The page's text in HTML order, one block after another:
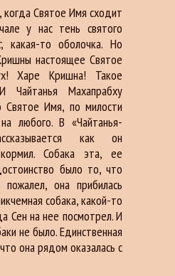
Святое Имя сходит
у нас тень святого
, какая-то оболочка. Но
настоящее Святое
Харе Кришна! Такое
Махапрабху
Святое Имя, по милости
любого. В «Чайтанья-
как он
Собака эта, ее
было то, что
она прибилась
собака, какой-то
Сен на нее посмотрел. И
не было. Единственная
она рядом оказалась с